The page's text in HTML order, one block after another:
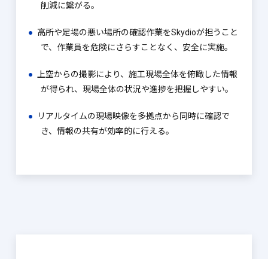
削減に繋がる。
高所や足場の悪い場所の確認作業をSkydioが担うこと
で、作業員を危険にさらすことなく、 安全に実施。
上空からの撮影により、施工現場全体を俯瞰した情報
が得られ、現場全体の状況や進捗を把握しやすい。
リアルタイムの現場映像を多拠点から同時に確認で
き、情報の共有が効率的に行える。